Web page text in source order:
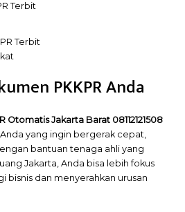
Terbit
PKKPR Anda
Otomatis Jakarta Barat 08112121508
yang ingin bergerak cepat,
bantuan tenaga ahli yang
Jakarta, Anda bisa lebih fokus
bisnis dan menyerahkan urusan